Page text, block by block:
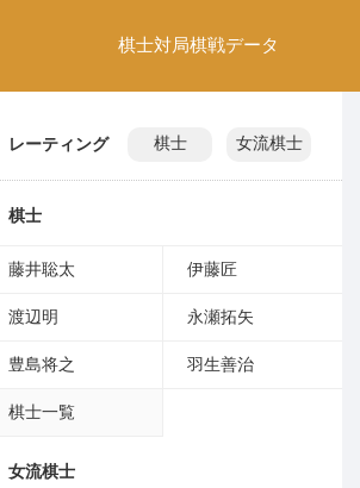
棋士対局棋戦データ
レーティング 棋士 女流棋士
棋士
藤井聡太 伊藤匠
渡辺明 永瀬拓矢
豊島将之 羽生善治
棋士一覧
女流棋士